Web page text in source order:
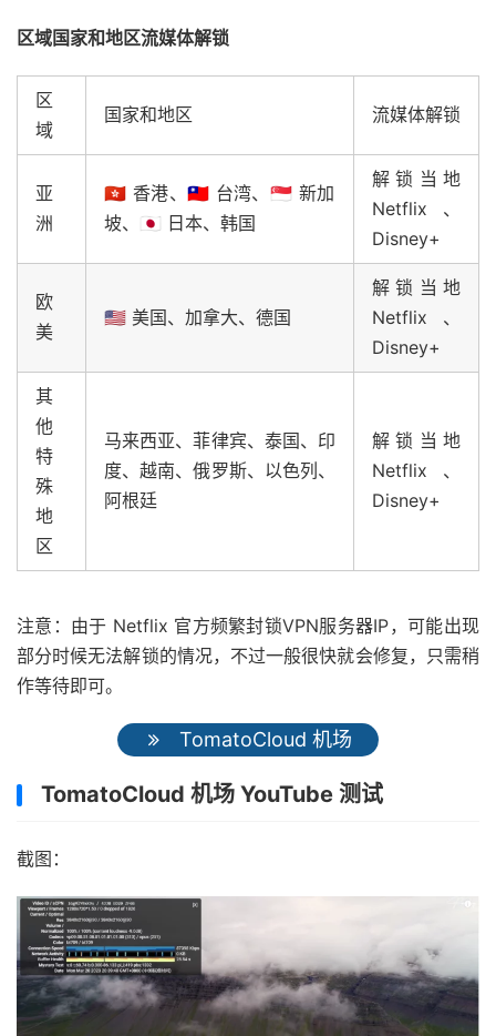
区域国家和地区流媒体解锁
区
域
国家和地区 流媒体解锁
亚
洲
🇭🇰 香港、🇹🇼 台湾、🇸🇬 新加
坡、🇯🇵 日本、韩国
解锁当地
Netflix、
Disney+
欧
美
🇺🇸 美国、加拿大、德国
解锁当地
Netflix、
Disney+
其
他
特
殊
地
区
马来西亚、菲律宾、泰国、印
度、越南、俄罗斯、以色列、
阿根廷
解锁当地
Netflix、
Disney+
注意：由于 Netflix 官方频繁封锁VPN服务器IP，可能出现
部分时候无法解锁的情况，不过一般很快就会修复，只需稍
作等待即可。
TomatoCloud 机场
TomatoCloud 机场 YouTube 测试
截图：